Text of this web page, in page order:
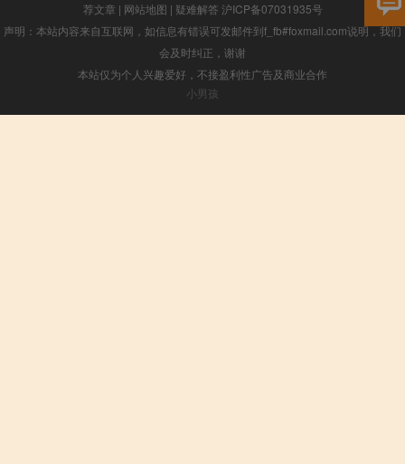
荐文章 | 网站地图 | 疑难解答 沪ICP备07031935号
声明：本站内容来自互联网，如信息有错误可发邮件到f_fb#foxmail.com说明，我们
会及时纠正，谢谢
本站仅为个人兴趣爱好，不接盈利性广告及商业合作
小男孩